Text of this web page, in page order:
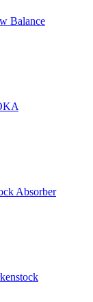
Balance
Absorber